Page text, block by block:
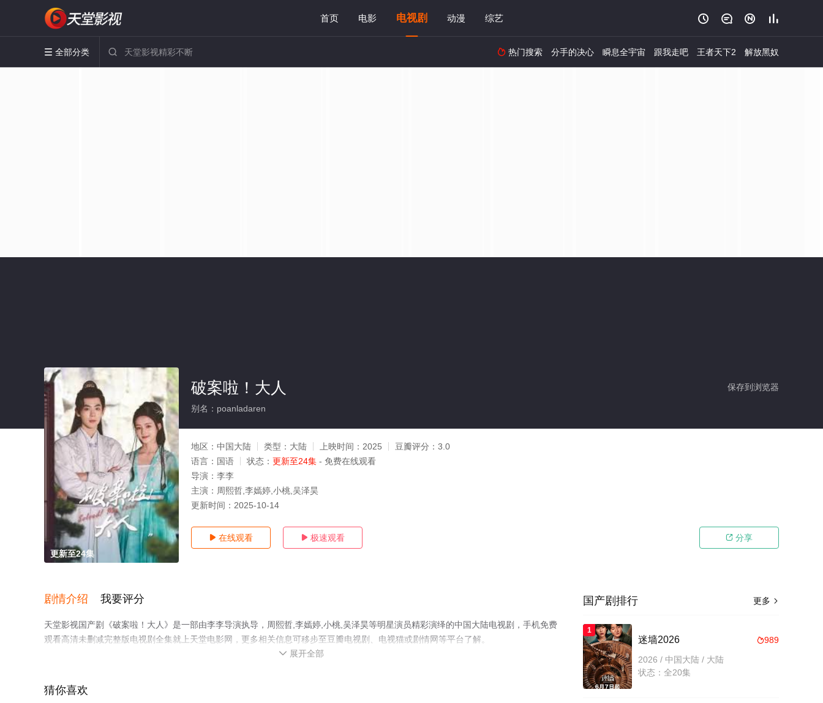
首页 电影 电视剧 动漫 综艺    
 全部分类   热门搜索 分手的决心 瞬息全宇宙 跟我走吧 王者天下2 解放黑奴
更新至24集
保存到浏览器
破案啦！大人
别名：poanladaren
地区： 中国大陆 类型： 大陆 上映时间： 2025 豆瓣评分： 3.0
语言： 国语 状态： 更新至24集 - 免费在线观看
导演： 李李
主演： 周熙哲,李嫣婷,小桃,吴泽昊
更新时间： 2025-10-14
 在线观看  极速观看  分享
剧情介绍 我要评分
天堂影视国产剧《破案啦！大人》是一部由李李导演执导，周熙哲,李嫣婷,小桃,吴泽昊等明星演员精彩演绎的中国大陆电视剧，手机免费
观看高清未删减完整版电视剧全集就上天堂电影网，更多相关信息可移步至豆瓣电视剧、电视猫或剧情网等平台了解。
。
 展开全部
猜你喜欢
更多 
国产剧排行
1
989
迷墙2026
2026 / 中国大陆 / 大陆
状态：全20集